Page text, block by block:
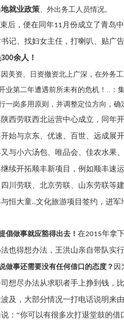
就业政策、 外出务工人员情况。
后，便在同年11 月份成立了青岛
记、找妇女主任，打喇叭、贴广
300余人！
因美资、日资撤资北上广深，在外务
业第二年遭遇前所未有的危机！..：
一岗多用原则，并调整定位方向，
西劳联西北运营中心成立，同年
始与京东、优速、百世、远成展
与小六汤包、唯品会、佳农水果
续开拓顺丰新项目，例如顺丰速
四川劳联、北京劳联、山东劳联等
恒大童..文化旅游项目签约，进
倡做事就应豁得出去！ 在2015年拿
也得想办法，王洪山亲自带队实
做事还需要没有任何借口的态度？ 因
想尽办法从求职者手上挣到钱，
及，大部分情况一打电话说明来
： “你可以有很多次打退堂鼓的